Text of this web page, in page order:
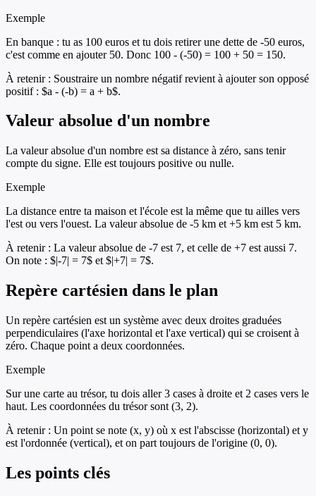
Exemple
En banque : tu as 100 euros et tu dois retirer une dette de -50 euros,
c'est comme en ajouter 50. Donc 100 - (-50) = 100 + 50 = 150.
À retenir : Soustraire un nombre négatif revient à ajouter son opposé
positif : $a - (-b) = a + b$.
Valeur absolue d'un nombre
La valeur absolue d'un nombre est sa distance à zéro, sans tenir
compte du signe. Elle est toujours positive ou nulle.
Exemple
La distance entre ta maison et l'école est la même que tu ailles vers
l'est ou vers l'ouest. La valeur absolue de -5 km et +5 km est 5 km.
À retenir : La valeur absolue de -7 est 7, et celle de +7 est aussi 7.
On note : $|-7| = 7$ et $|+7| = 7$.
Repère cartésien dans le plan
Un repère cartésien est un système avec deux droites graduées
perpendiculaires (l'axe horizontal et l'axe vertical) qui se croisent à
zéro. Chaque point a deux coordonnées.
Exemple
Sur une carte au trésor, tu dois aller 3 cases à droite et 2 cases vers le
haut. Les coordonnées du trésor sont (3, 2).
À retenir : Un point se note (x, y) où x est l'abscisse (horizontal) et y
est l'ordonnée (vertical), et on part toujours de l'origine (0, 0).
Les points clés